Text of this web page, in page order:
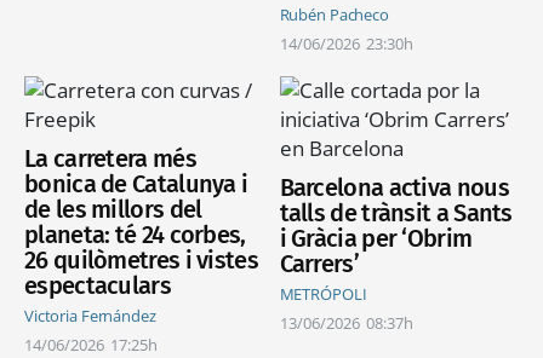
Rubén Pacheco
14/06/2026 23:30h
La carretera més
bonica de Catalunya i
de les millors del
planeta: té 24 corbes,
26 quilòmetres i vistes
espectaculars
Victoria Fernández
14/06/2026 17:25h
Barcelona activa nous
talls de trànsit a Sants
i Gràcia per ‘Obrim
Carrers’
METRÓPOLI
13/06/2026 08:37h